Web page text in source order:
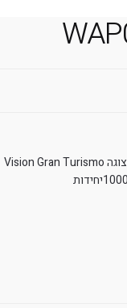
מכונית תצוגה Vision Gran Turismo